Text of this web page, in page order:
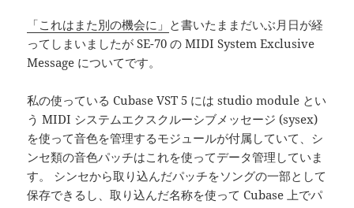
「これはまた別の機会に」 と書いたままだいぶ月日が経
ってしまいましたが SE-70 の MIDI System Exclusive
Message についてです。
私の使っている Cubase VST 5 には studio module とい
う MIDI システムエクスクルーシブメッセージ (sysex)
を使って音色を管理するモジュールが付属していて、シ
ンセ類の音色パッチはこれを使ってデータ管理していま
す。 シンセから取り込んだパッチをソングの一部として
保存できるし、取り込んだ名称を使って Cubase 上でパ